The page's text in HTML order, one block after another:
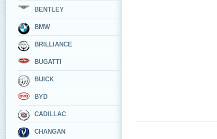
BENTLEY
BMW
BRILLIANCE
BUGATTI
BUICK
BYD
CADILLAC
CHANGAN